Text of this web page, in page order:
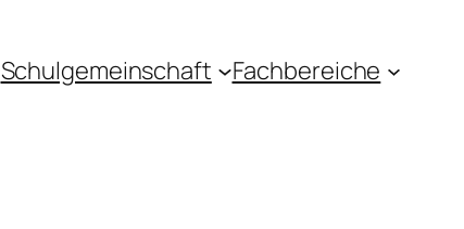
Schulgemeinschaft Fachbereiche